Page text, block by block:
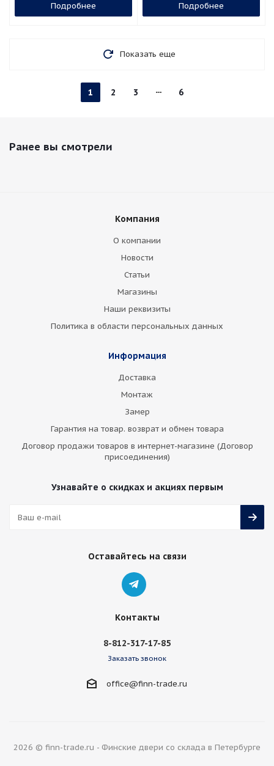
Подробнее Подробнее
Показать еще
1 2 3 6
Ранее вы смотрели
Компания
О компании
Новости
Статьи
Магазины
Наши реквизиты
Политика в области персональных данных
Информация
Доставка
Монтаж
Замер
Гарантия на товар. возврат и обмен товара
Договор продажи товаров в интернет-магазине (Договор
присоединения)
Узнавайте о скидках и акциях первым
Оставайтесь на связи
Контакты
8-812-317-17-85
Заказать звонок
office@finn-trade.ru
2026 © finn-trade.ru - Финские двери со склада в Петербурге